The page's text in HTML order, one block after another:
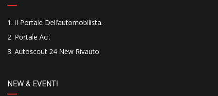
Il Portale Dell’automobilista.
Portale Aci.
Autoscout 24 New Rivauto
NEW & EVENTI